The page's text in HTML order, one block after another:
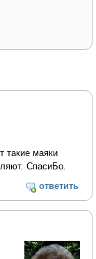
такие маяки
СпасиБо.
ответить